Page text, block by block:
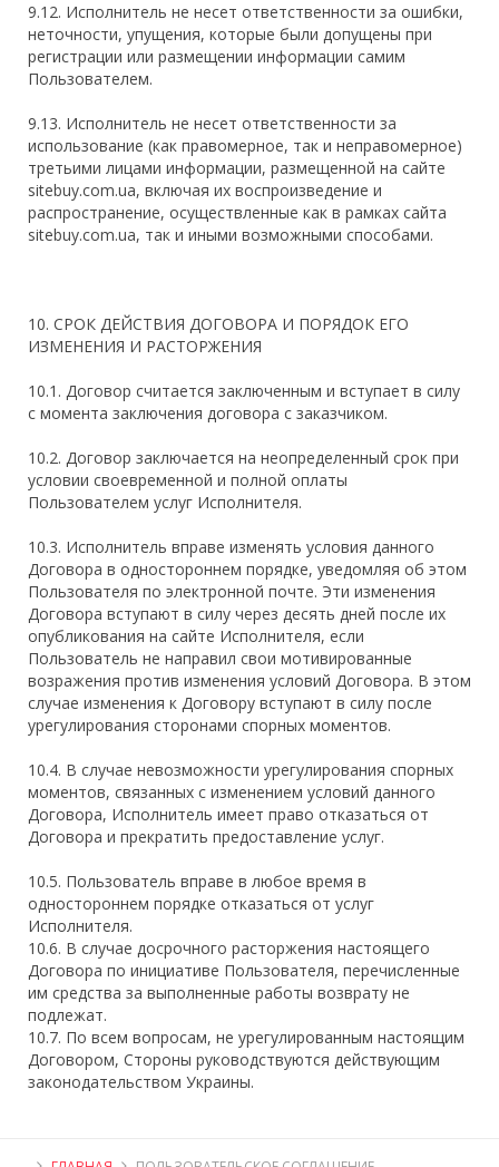
9.12. Исполнитель не несет ответственности за ошибки,
неточности, упущения, которые были допущены при
регистрации или размещении информации самим
Пользователем.
9.13. Исполнитель не несет ответственности за
использование (как правомерное, так и неправомерное)
третьими лицами информации, размещенной на сайте
sitebuy.com.ua, включая их воспроизведение и
распространение, осуществленные как в рамках сайта
sitebuy.com.ua, так и иными возможными способами.
10. СРОК ДЕЙСТВИЯ ДОГОВОРА И ПОРЯДОК ЕГО
ИЗМЕНЕНИЯ И РАСТОРЖЕНИЯ
10.1. Договор считается заключенным и вступает в силу
с момента заключения договора с заказчиком.
10.2. Договор заключается на неопределенный срок при
условии своевременной и полной оплаты
Пользователем услуг Исполнителя.
10.3. Исполнитель вправе изменять условия данного
Договора в одностороннем порядке, уведомляя об этом
Пользователя по электронной почте. Эти изменения
Договора вступают в силу через десять дней после их
опубликования на сайте Исполнителя, если
Пользователь не направил свои мотивированные
возражения против изменения условий Договора. В этом
случае изменения к Договору вступают в силу после
урегулирования сторонами спорных моментов.
10.4. В случае невозможности урегулирования спорных
моментов, связанных с изменением условий данного
Договора, Исполнитель имеет право отказаться от
Договора и прекратить предоставление услуг.
10.5. Пользователь вправе в любое время в
одностороннем порядке отказаться от услуг
Исполнителя.
10.6. В случае досрочного расторжения настоящего
Договора по инициативе Пользователя, перечисленные
им средства за выполненные работы возврату не
подлежат.
10.7. По всем вопросам, не урегулированным настоящим
Договором, Стороны руководствуются действующим
законодательством Украины.